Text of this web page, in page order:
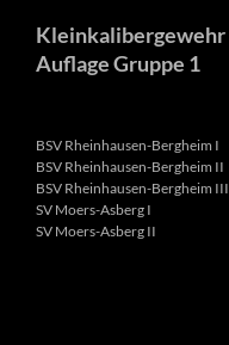
Kleinkalibergewehr
Auflage Gruppe 1
BSV Rheinhausen-Bergheim I
BSV Rheinhausen-Bergheim II
BSV Rheinhausen-Bergheim III
SV Moers-Asberg I
SV Moers-Asberg II